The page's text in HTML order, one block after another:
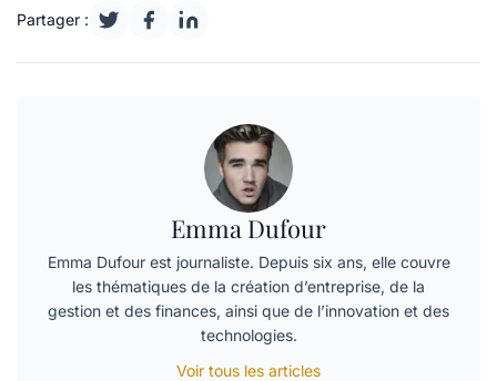
Partager :
Emma Dufour
Emma Dufour est journaliste. Depuis six ans, elle couvre
les thématiques de la création d’entreprise, de la
gestion et des finances, ainsi que de l’innovation et des
technologies.
Voir tous les articles